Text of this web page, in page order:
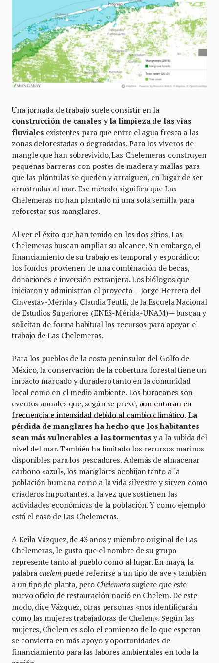
Una jornada de trabajo suele consistir en la
construcción de canales y la limpieza de las vías
fluviales existentes para que entre el agua fresca a las
zonas deforestadas o degradadas. Para los viveros de
mangle que han sobrevivido, Las Chelemeras construyen
pequeñas barreras con postes de madera y mallas para
que las plántulas se queden y arraiguen, en lugar de ser
arrastradas al mar. Ese método significa que Las
Chelemeras no han plantado ni una sola semilla para
reforestar sus manglares.
Al ver el éxito que han tenido en los dos sitios, Las
Chelemeras buscan ampliar su alcance. Sin embargo, el
financiamiento de su trabajo es temporal y esporádico;
los fondos provienen de una combinación de becas,
donaciones e inversión extranjera. Los biólogos que
iniciaron y administran el proyecto —Jorge Herrera del
Cinvestav-Mérida y Claudia Teutli, de la Escuela Nacional
de Estudios Superiores (ENES-Mérida-UNAM)— buscan y
solicitan de forma habitual los recursos para apoyar el
trabajo de Las Chelemeras.
Para los pueblos de la costa peninsular del Golfo de
México, la conservación de la cobertura forestal tiene un
impacto marcado y duradero tanto en la comunidad
local como en el medio ambiente. Los huracanes son
eventos anuales que, según se prevé, aumentarán en
frecuencia e intensidad debido al cambio climático.La
pérdida de manglares ha hecho que los habitantes
sean más vulnerables a las tormentas y a la subida del
nivel del mar. También ha limitado los recursos marinos
disponibles para los pescadores. Además de almacenar
carbono «azul», los manglares acobijan tanto a la
población humana como a la vida silvestre y sirven como
criaderos importantes, a la vez que sostienen las
actividades económicas de la población. Y como ejemplo
está el caso de Las Chelemeras.
A Keila Vázquez, de 43 años y miembro original de Las
Chelemeras, le gusta que el nombre de su grupo
represente tanto al pueblo como al lugar. En maya, la
palabrachelempuede referirse a un tipo de ave y también
a un tipo de planta, pero Chelemerasugiere que este
nuevo oficio de restauración nació en Chelem. De este
modo, dice Vázquez, otras personas «nos identificarán
como las mujeres trabajadoras de Chelem». Según las
mujeres, Chelem es solo el comienzo de lo que esperan
se convierta en más apoyo y oportunidades de
financiamiento para las labores ambientales en toda la